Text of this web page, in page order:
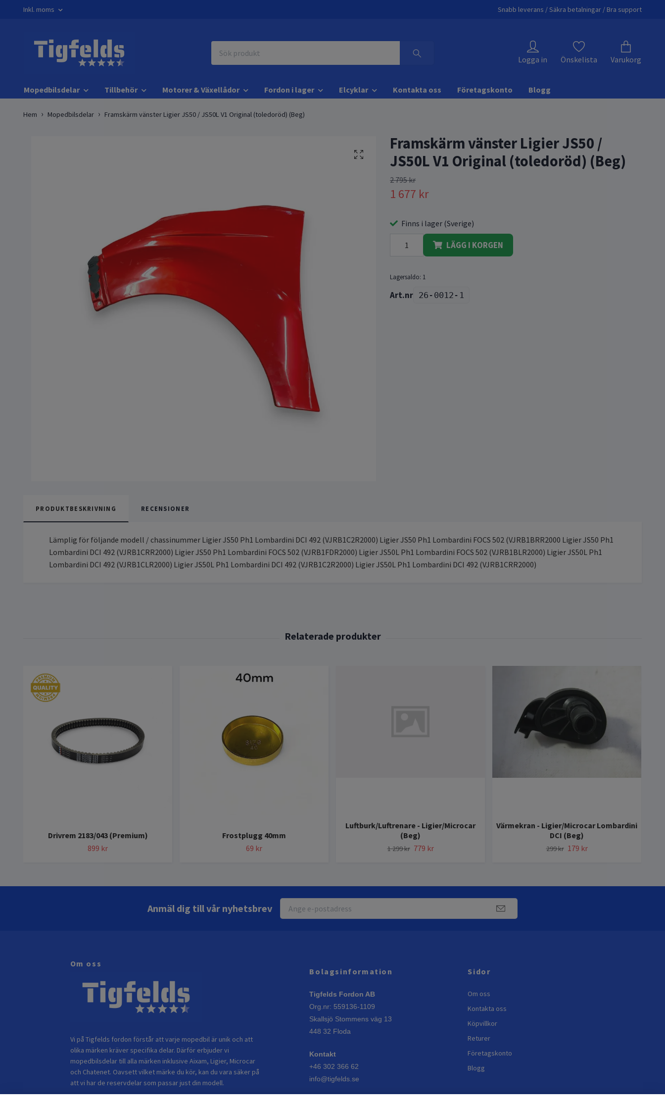
Inkl. moms Snabb leverans / Säkra betalningar / Bra support
Logga in Önskelista Varukorg
Mopedbilsdelar Tillbehör Motorer & Växellådor Fordon i lager Elcyklar Kontakta oss Företagskonto Blogg
Hem Mopedbilsdelar Framskärm vänster Ligier JS50 / JS50L V1 Original (toledoröd) (Beg)
Framskärm vänster Ligier JS50 /
JS50L V1 Original (toledoröd) (Beg)
2 795 kr
1 677 kr
Finns i lager (Sverige)
LÄGG I KORGEN
Lagersaldo: 1
26-0012-1
PRODUKTBESKRIVNING RECENSIONER
Lämplig för följande modell / chassinummer Ligier JS50 Ph1 Lombardini DCI 492 (VJRB1C2R2000) Ligier JS50 Ph1 Lombardini FOCS 502 (VJRB1BRR2000 Ligier JS50 Ph1
Lombardini DCI 492 (VJRB1CRR2000) Ligier JS50 Ph1 Lombardini FOCS 502 (VJRB1FDR2000) Ligier JS50L Ph1 Lombardini FOCS 502 (VJRB1BLR2000) Ligier JS50L Ph1
Lombardini DCI 492 (VJRB1CLR2000) Ligier JS50L Ph1 Lombardini DCI 492 (VJRB1C2R2000) Ligier JS50L Ph1 Lombardini DCI 492 (VJRB1CRR2000)
Drivrem 2183/043 (Premium)
899 kr
Frostplugg 40mm
69 kr
Luftburk/Luftrenare - Ligier/Microcar
(Beg)
1 299 kr 779 kr
Värmekran - Ligier/Microcar Lombardini
DCI (Beg)
299 kr 179 kr
Anmäl dig till vår nyhetsbrev
Om oss
Vi på Tigfelds fordon förstår att varje mopedbil är unik och att
olika märken kräver specifika delar. Därför erbjuder vi
mopedbilsdelar till alla märken inklusive Aixam, Ligier, Microcar
och Chatenet. Oavsett vilket märke du kör, kan du vara säker på
att vi har de reservdelar som passar just din modell.
Bolagsinformation
Tigfelds Fordon AB
Org.nr: 559136-1109
Skallsjö Stommens väg 13
448 32 Floda
Kontakt
+46 302 366 62
info@tigfelds.se
Sidor
Om oss
Kontakta oss
Köpvillkor
Returer
Företagskonto
Blogg